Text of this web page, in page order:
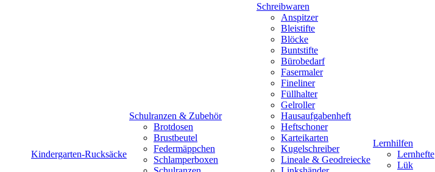
Kindergarten-Rucksäcke
Schulranzen & Zubehör
Brotdosen
Brustbeutel
Federmäppchen
Schlamperboxen
Schreibwaren
Anspitzer
Bleistifte
Blöcke
Buntstifte
Bürobedarf
Fasermaler
Fineliner
Füllhalter
Gelroller
Hausaufgabenheft
Heftschoner
Karteikarten
Kugelschreiber
Lineale & Geodreiecke
Lernhilfen
Lernhefte
Lük